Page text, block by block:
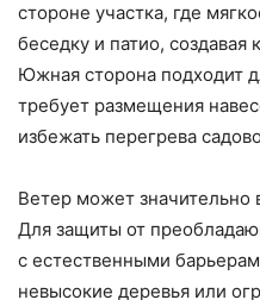
стороне участка, где
беседку и патио,
Южная сторона подходит
требует размещения
избежать перегрева
Ветер может значительно
Для защиты от
с естественными
невысокие деревья или